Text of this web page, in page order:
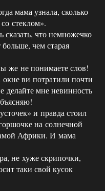
мама узнала, сколько
стеклом».
что немножечко
больше, чем старая
же не понимаете слов!
ви потратили почти
делайте мне невинность
и правда стоил
на солнечной
Африки. И мама
не хуже скрипочки,
таки свой кусок